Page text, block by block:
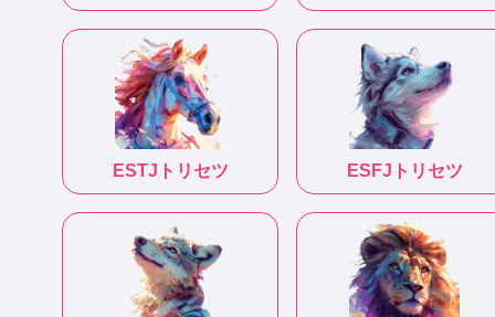
ESTJ トリセツ ESFJ トリセツ